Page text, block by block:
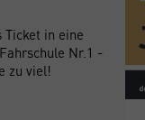
Ticket in eine
Nr.1 -
zu viel!